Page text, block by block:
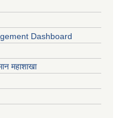
Dashboard
महाशाखा